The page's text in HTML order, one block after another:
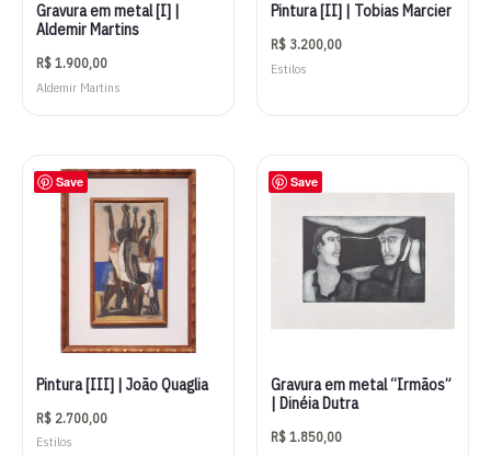
Gravura em metal [I] |
Aldemir Martins
R$1.900,00
Aldemir Martins
Pintura [II] | Tobias Marcier
R$ 3.200,00
Estilos
Save
Pintura [III] | João Quaglia
R$ 2.700,00
Estilos
Save
Gravura em metal “Irmãos”
| Dinéia Dutra
R$1.850,00